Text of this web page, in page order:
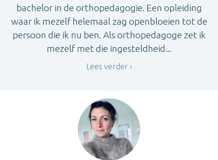
bachelor in de orthopedagogie. Een opleiding
waar ik mezelf helemaal zag openbloeien tot de
persoon die ik nu ben. Als orthopedagoge zet ik
mezelf met die ingesteldheid...
Lees verder